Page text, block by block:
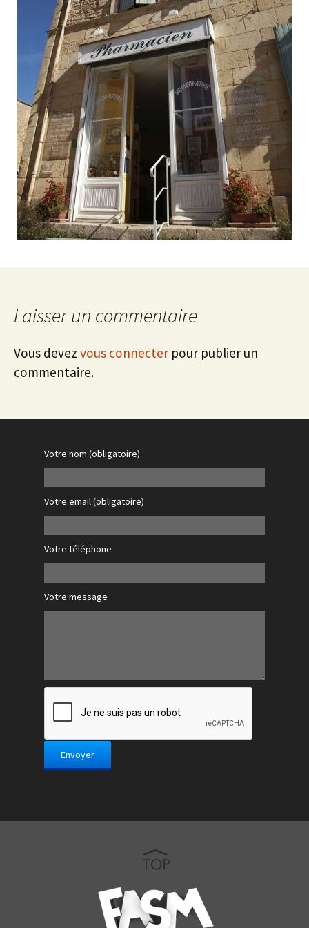
Laisser un commentaire
Vous devez vous connecter pour publier un
commentaire.
Votre nom (obligatoire)
Votre email (obligatoire)
Votre téléphone
Votre message